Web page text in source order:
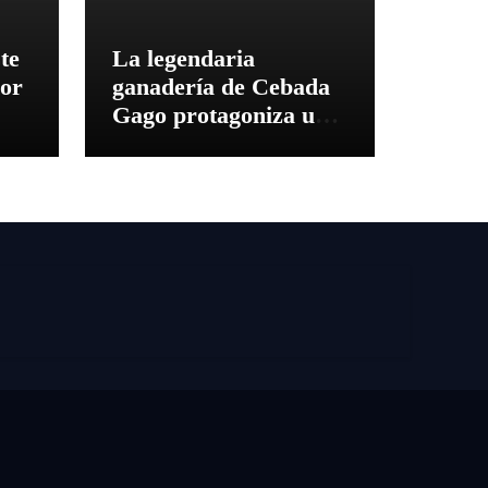
La legendaria
ganadería de Cebada
Gago protagoniza una